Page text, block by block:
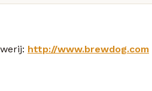
http://www.brewdog.com